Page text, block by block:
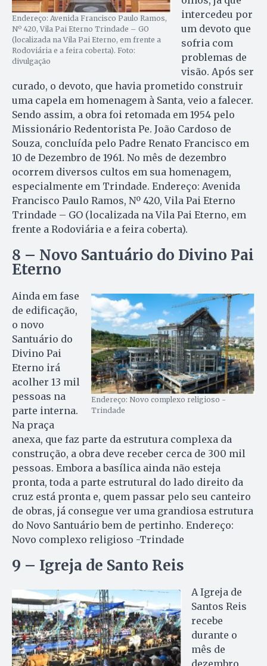
Endereço: Avenida Francisco Paulo Ramos,
Nº 420, Vila Pai Eterno Trindade – GO
(localizada na Vila Pai Eterno, em frente a
Rodoviária e a feira coberta). Foto:
divulgação
intercedeu por
um devoto que
sofria com
problemas de
visão. Após ser
curado, o devoto, que havia prometido construir
uma capela em homenagem à Santa, veio a falecer.
Sendo assim, a obra foi retomada em 1954 pelo
Missionário Redentorista Pe. João Cardoso de
Souza, concluída pelo Padre Renato Francisco em
10 de Dezembro de 1961. No mês de dezembro
ocorrem diversos cultos em sua homenagem,
especialmente em Trindade. Endereço: Avenida
Francisco Paulo Ramos, Nº 420, Vila Pai Eterno
Trindade – GO (localizada na Vila Pai Eterno, em
frente a Rodoviária e a feira coberta).
8 – Novo Santuário do Divino Pai
Eterno
Endereço: Novo complexo religioso -
Trindade
Ainda em fase
de edificação,
o novo
Santuário do
Divino Pai
Eterno irá
acolher 13 mil
pessoas na
parte interna.
Na praça
anexa, que faz parte da estrutura complexa da
construção, a obra deve receber cerca de 300 mil
pessoas. Embora a basílica ainda não esteja
pronta, toda a parte estrutural do lado direito da
cruz está pronta e, quem passar pelo seu canteiro
de obras, já consegue ver uma grandiosa estrutura
do Novo Santuário bem de pertinho. Endereço:
Novo complexo religioso -Trindade
9 – Igreja de Santo Reis
A Igreja de
Santos Reis
recebe
durante o
mês de